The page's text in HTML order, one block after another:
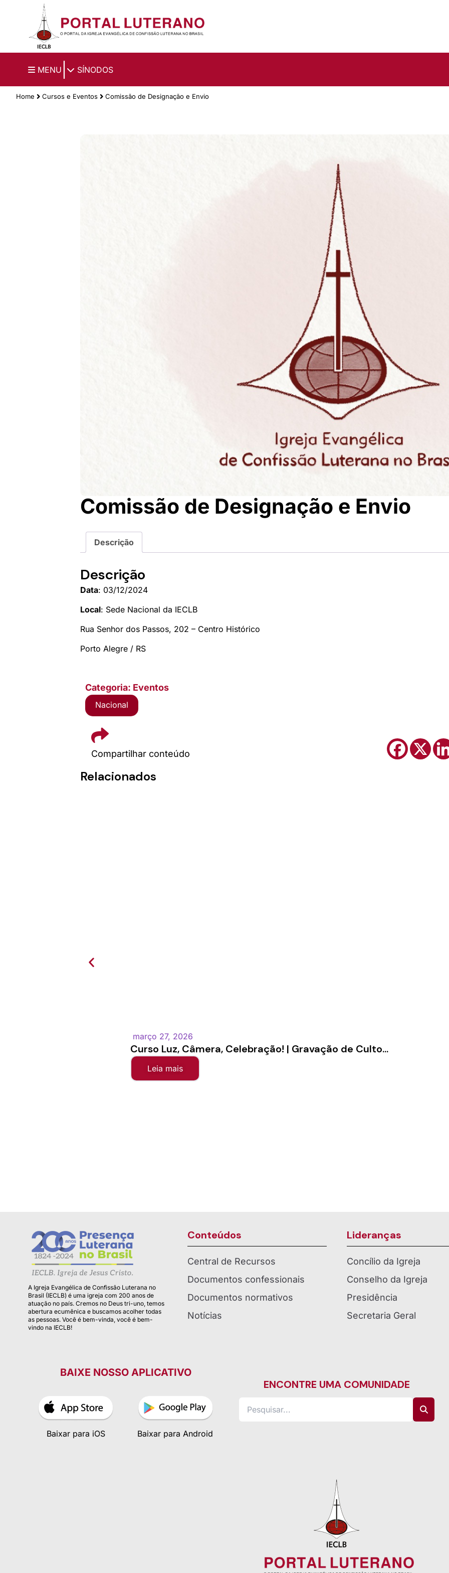
Ir para o conteúdo principal
MENU SÍNODOS
Home Cursos e Eventos Comissão de Designação e Envio
Comissão de Designação e Envio
Descrição
Descrição
Data: 03/12/2024
Local: Sede Nacional da IECLB
Rua Senhor dos Passos, 202 – Centro Histórico
Porto Alegre / RS
Categoria: Eventos
Nacional
Compartilhar conteúdo
Relacionados
março 27, 2026
Curso Luz, Câmera, Celebração! | Gravação de Culto...
Leia mais
A Igreja Evangélica de Confissão Luterana no
Brasil (IECLB) é uma igreja com 200 anos de
atuação no país. Cremos no Deus tri-uno, temos
abertura ecumênica e buscamos acolher todas
as pessoas. Você é bem-vinda, você é bem-
vindo na IECLB!
Conteúdos
Central de Recursos
Documentos confessionais
Documentos normativos
Notícias
Lideranças
Concílio da Igreja
Conselho da Igreja
Presidência
Secretaria Geral
BAIXE NOSSO APLICATIVO
Baixar para iOS Baixar para Android
ENCONTRE UMA COMUNIDADE